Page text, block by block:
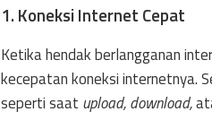
1. Koneksi Internet Cepat
Ketika hendak berlangganan
kecepatan koneksi internetnya.
seperti saat upload, download,